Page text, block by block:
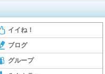
イイね！
ブログ
グループ